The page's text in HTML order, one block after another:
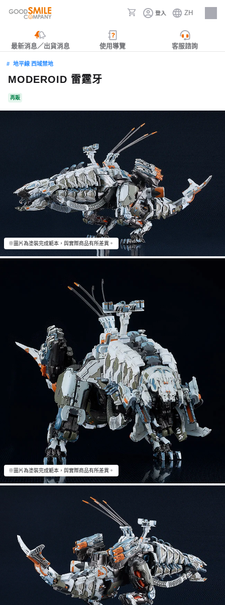
登入 ZH
人才招募
最新消息／出貨消息 使用導覽 客服諮詢
地平線 西域禁地
MODEROID 雷霆牙
再販
※圖片為塗裝完成範本，與實際商品有所差異。
※圖片為塗裝完成範本，與實際商品有所差異。